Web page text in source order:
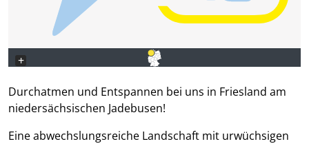
+
Durchatmen und Entspannen bei uns in Friesland am
niedersächsischen Jadebusen!
Eine abwechslungsreiche Landschaft mit urwüchsigen